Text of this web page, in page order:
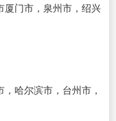
厦门市，泉州市，绍兴
哈尔滨市，台州市，